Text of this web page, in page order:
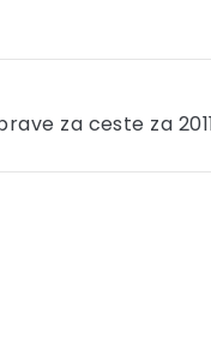
za ceste za